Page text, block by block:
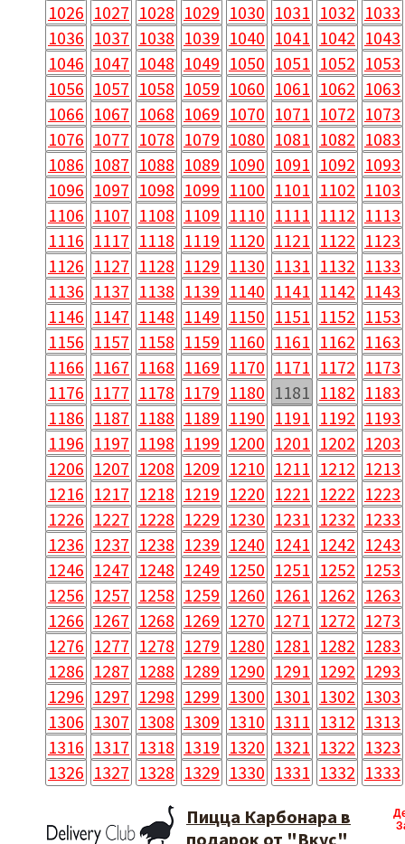
1026 1027 1028 1029 1030 1031 1032 1033
1036 1037 1038 1039 1040 1041 1042 1043
1046 1047 1048 1049 1050 1051 1052 1053
1056 1057 1058 1059 1060 1061 1062 1063
1066 1067 1068 1069 1070 1071 1072 1073
1076 1077 1078 1079 1080 1081 1082 1083
1086 1087 1088 1089 1090 1091 1092 1093
1096 1097 1098 1099 1100 1101 1102 1103
1106 1107 1108 1109 1110 1111 1112 1113
1116 1117 1118 1119 1120 1121 1122 1123
1126 1127 1128 1129 1130 1131 1132 1133
1136 1137 1138 1139 1140 1141 1142 1143
1146 1147 1148 1149 1150 1151 1152 1153
1156 1157 1158 1159 1160 1161 1162 1163
1166 1167 1168 1169 1170 1171 1172 1173
1176 1177 1178 1179 1180 1181 1182 1183
1186 1187 1188 1189 1190 1191 1192 1193
1196 1197 1198 1199 1200 1201 1202 1203
1206 1207 1208 1209 1210 1211 1212 1213
1216 1217 1218 1219 1220 1221 1222 1223
1226 1227 1228 1229 1230 1231 1232 1233
1236 1237 1238 1239 1240 1241 1242 1243
1246 1247 1248 1249 1250 1251 1252 1253
1256 1257 1258 1259 1260 1261 1262 1263
1266 1267 1268 1269 1270 1271 1272 1273
1276 1277 1278 1279 1280 1281 1282 1283
1286 1287 1288 1289 1290 1291 1292 1293
1296 1297 1298 1299 1300 1301 1302 1303
1306 1307 1308 1309 1310 1311 1312 1313
1316 1317 1318 1319 1320 1321 1322 1323
1326 1327 1328 1329 1330 1331 1332 1333
Пицца Карбонара в
подарок от "Вкус"